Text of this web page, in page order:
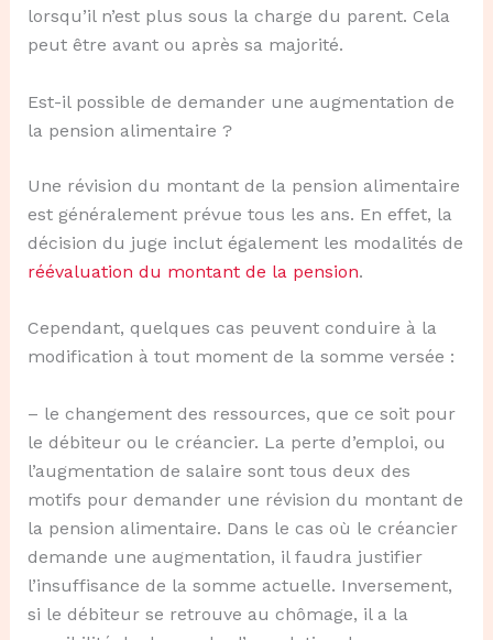
lorsqu’il n’est plus sous la charge du parent. Cela
peut être avant ou après sa majorité.
Est-il possible de demander une augmentation de
la pension alimentaire ?
Une révision du montant de la pension alimentaire
est généralement prévue tous les ans. En effet, la
décision du juge inclut également les modalités de
réévaluation du montant de la pension.
Cependant, quelques cas peuvent conduire à la
modification à tout moment de la somme versée :
– le changement des ressources, que ce soit pour
le débiteur ou le créancier. La perte d’emploi, ou
l’augmentation de salaire sont tous deux des
motifs pour demander une révision du montant de
la pension alimentaire. Dans le cas où le créancier
demande une augmentation, il faudra justifier
l’insuffisance de la somme actuelle. Inversement,
si le débiteur se retrouve au chômage, il a la